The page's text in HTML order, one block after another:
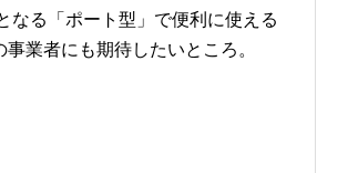
なる「ポート型」で便利に使える
業者にも期待したいところ。